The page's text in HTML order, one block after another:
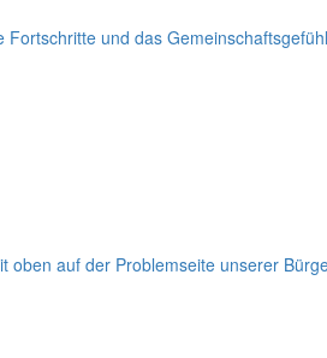
und das
auf der Problemseite unserer